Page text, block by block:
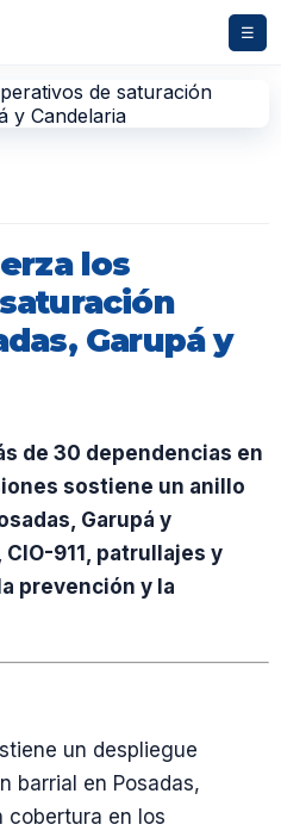
☰
los
Garupá y
de 30 dependencias en
sostiene un anillo
Garupá y
911, patrullajes y
prevención y la
un despliegue
barrial en Posadas,
cobertura en los